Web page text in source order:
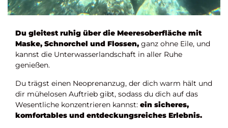
Du gleitest ruhig über die Meeresoberfläche mit
Maske, Schnorchel und Flossen, ganz ohne Eile, und
kannst die Unterwasserlandschaft in aller Ruhe
genießen.
Du trägst einen Neoprenanzug, der dich warm hält und
dir mühelosen Auftrieb gibt, sodass du dich auf das
Wesentliche konzentrieren kannst: ein sicheres,
komfortables und entdeckungsreiches Erlebnis.